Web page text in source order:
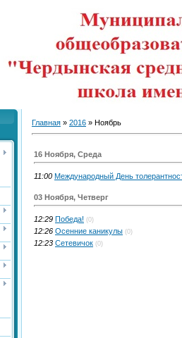
Главная » 2016 » Ноябрь
16 Ноября, Среда
11:00 Международный День
03 Ноября, Четверг
12:29 Победа! (0)
12:26 Осенние каникулы (0)
12:23 Сетевичок (0)